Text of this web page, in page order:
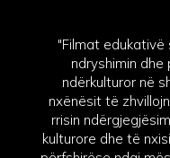
"Filmat edukativë
ndryshimin
ndërkulturor në
nxënësit të
rrisin
kulturore dhe të